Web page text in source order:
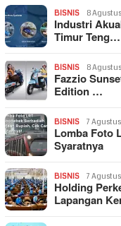
BISNIS 8
Industri
Timur Teng…
BISNIS 8
Fazzio
Edition …
BISNIS 7
Lomba Foto
Syaratnya
BISNIS 7
Holding
Lapangan